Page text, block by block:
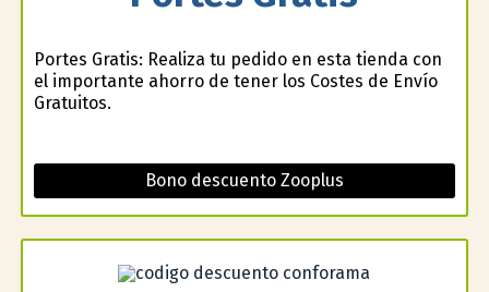
Portes Gratis: Realiza tu pedido en esta tienda con
el importante ahorro de tener los Costes de Envío
Gratuitos.
Bono descuento Zooplus